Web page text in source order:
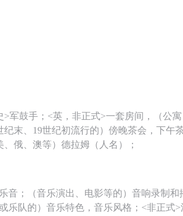
军鼓手；<英，非正式>一套房间，（公
末、19世纪初流行的）傍晚茶会，下午
俄、澳等）德拉姆（人名）；
音；（音乐演出、电影等的）音响录制
乐队的）音乐特色，音乐风格；<非正式>